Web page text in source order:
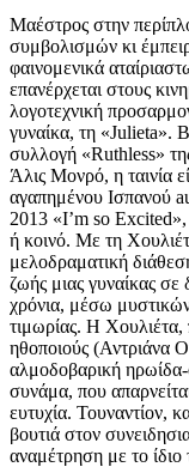
Μαέστρος στην
συμβολισμών κι
φαινομενικά
επανέρχεται στους
λογοτεχνική
γυναίκα, τη «Julieta».
συλλογή «Ruthless»
Άλις Μονρό, η ταινία
αγαπημένου Ισπανού
2013 «Ι’m so
ή κοινό. Με τη
μελοδραματική
ζωής μιας γυναίκας σε
χρόνια, μέσω
τιμωρίας. Η Χουλιέτα,
ηθοποιούς (Αντριάνα
αλμοδοβαρική
συνάμα, που
ευτυχία. Τουναντίον,
βουτιά στον
αναμέτρηση με το ίδιο